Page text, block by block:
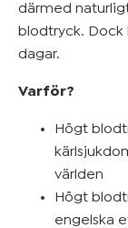
övervikt
därmed
blodtryck. Dock
dagar.
Varför?
Högt
världen
Högt
engelska